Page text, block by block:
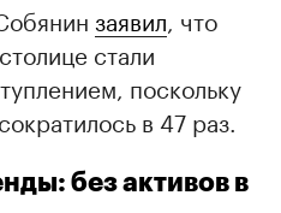
заявил, что
стали
поскольку
в 47 раз.
без активов в